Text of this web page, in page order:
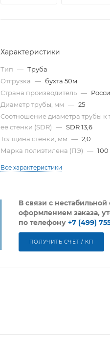
Характеристики
Тип — Труба
Отгрузка — бухта 50м
Страна производитель —
Диаметр трубы, мм — 25
Cоотношение диаметра трубы к
ее стенки (SDR) — SDR 13,6
Толщина стенки, мм — 2,0
Марка полиэтилена (ПЭ) — 100
Все характеристики
В связи с
оформлением заказа,
по телефону+7 (499)
ПОЛУЧИТЬ СЧЕТ / КП